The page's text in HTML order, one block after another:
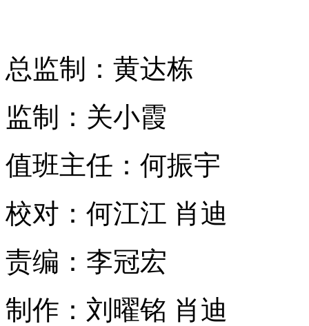
总监制：黄达栋
监制：关小霞
值班主任：何振宇
校对：何江江 肖迪
责编：李冠宏
制作：刘曜铭 肖迪